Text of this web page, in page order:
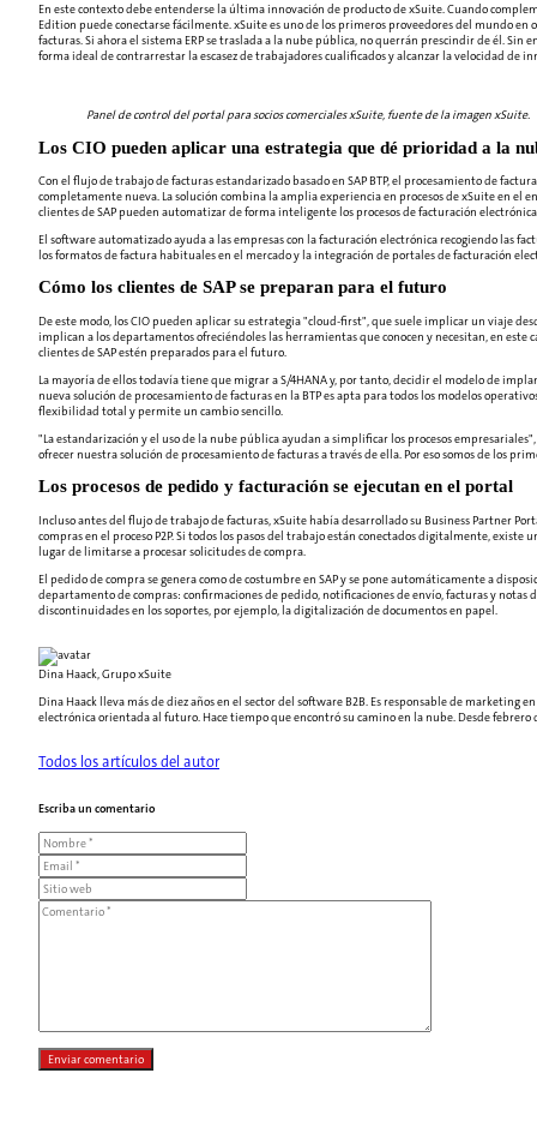
En este contexto debe entenderse la última innovación de producto de xSuite. Cuando
Edition puede conectarse fácilmente. xSuite es uno de los primeros proveedores del mundo en
facturas. Si ahora el sistema ERP se traslada a la nube pública, no querrán prescindir de él.
forma ideal de contrarrestar la escasez de trabajadores cualificados y alcanzar la velocidad de
Panel de control del portal para socios comerciales xSuite, fuente de la imagen xSuite.
Los CIO pueden aplicar una estrategia que dé prioridad a la
Con el flujo de trabajo de facturas estandarizado basado en SAP BTP, el procesamiento de
completamente nueva. La solución combina la amplia experiencia en procesos de xSuite en el
clientes de SAP pueden automatizar de forma inteligente los procesos de facturación
El software automatizado ayuda a las empresas con la facturación electrónica recogiendo las
los formatos de factura habituales en el mercado y la integración de portales de facturación
Cómo los clientes de SAP se preparan para el futuro
De este modo, los CIO pueden aplicar su estrategia "cloud-first", que suele implicar un viaje
implican a los departamentos ofreciéndoles las herramientas que conocen y necesitan, en
clientes de SAP estén preparados para el futuro.
La mayoría de ellos todavía tiene que migrar a S/4HANA y, por tanto, decidir el modelo de
nueva solución de procesamiento de facturas en la BTP es apta para todos los modelos
flexibilidad total y permite un cambio sencillo.
"La estandarización y el uso de la nube pública ayudan a simplificar los procesos
ofrecer nuestra solución de procesamiento de facturas a través de ella. Por eso somos de los
Los procesos de pedido y facturación se ejecutan en el portal
Incluso antes del flujo de trabajo de facturas, xSuite había desarrollado su Business Partner
compras en el proceso P2P. Si todos los pasos del trabajo están conectados digitalmente,
lugar de limitarse a procesar solicitudes de compra.
El pedido de compra se genera como de costumbre en SAP y se pone automáticamente a
departamento de compras: confirmaciones de pedido, notificaciones de envío, facturas y notas
discontinuidades en los soportes, por ejemplo, la digitalización de documentos en papel.
Dina Haack, Grupo xSuite
Dina Haack lleva más de diez años en el sector del software B2B. Es responsable de marketing
electrónica orientada al futuro. Hace tiempo que encontró su camino en la nube. Desde
Todos los artículos del autor
Escriba un comentario